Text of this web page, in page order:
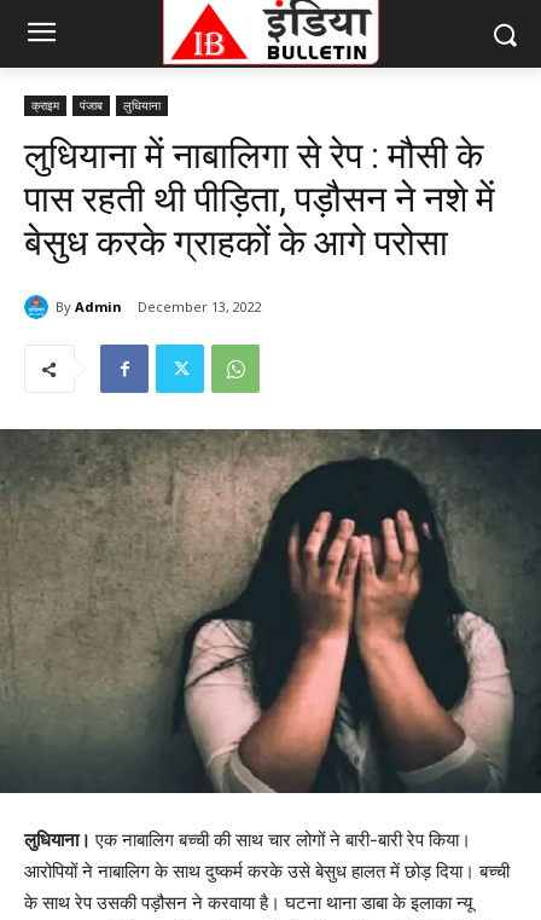
क्राइम पंजाब लुधियाना
लुधियाना में नाबालिगा से रेप : मौसी के
पास रहती थी पीड़िता, पड़ौसन ने नशे में
बेसुध करके ग्राहकों के आगे परोसा
By Admin December 13, 2022
लुधियाना। एक नाबालिग बच्ची की साथ चार लोगों ने बारी-बारी रेप किया।
आरोपियों ने नाबालिग के साथ दुष्कर्म करके उसे बेसुध हालत में छोड़ दिया। बच्ची
के साथ रेप उसकी पड़ौसन ने करवाया है। घटना थाना डाबा के इलाका न्यू